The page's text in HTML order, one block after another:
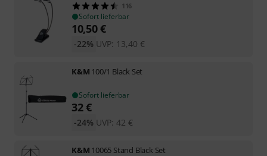
116
Sofort lieferbar
10,50€
UVP: 13,40 €
-22%
K&M 100/1 Black Set
Sofort lieferbar
32€
UVP: 42 €
-24%
K&M 10065 Stand Black Set